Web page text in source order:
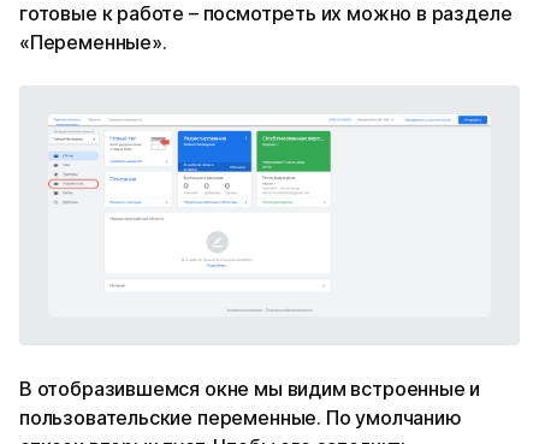
готовые к работе – посмотреть их можно в разделе
«Переменные».
В отобразившемся окне мы видим встроенные и
пользовательские переменные. По умолчанию